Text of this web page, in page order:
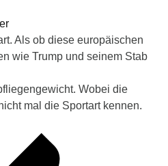
Als ob diese europäischen
wie Trump und seinem Stab
Wobei die
mal die Sportart kennen.